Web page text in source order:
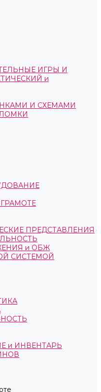
ИГРЫ И
и
И СХЕМАМИ
ПРЕДСТАВЛЕНИЯ
и ОБЖ
СИСТЕМОЙ
и ИНВЕНТАРЬ